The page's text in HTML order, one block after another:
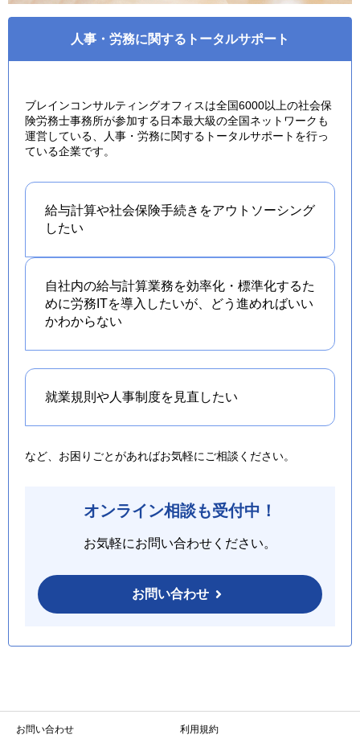
人事・労務に関するトータルサポート
ブレインコンサルティングオフィスは全国6000以上の社会保
険労務士事務所が参加する日本最大級の全国ネットワークも
運営している、人事・労務に関するトータルサポートを行っ
ている企業です。
給与計算や社会保険手続きをアウトソーシング
したい
自社内の給与計算業務を効率化・標準化するた
めに労務ITを導入したいが、どう進めればいい
かわからない
就業規則や人事制度を 見直したい
など、お困りごとがあればお気軽にご相談ください。
オンライン相談も受付中！
お気軽にお問い合わせください。
お問い合わせ
お問い合わせ 利用規約